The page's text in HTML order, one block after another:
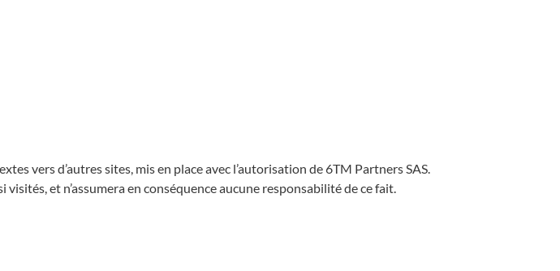
vers d’autres sites, mis en place avec l’autorisation de 6TM Partners SAS.
et n’assumera en conséquence aucune responsabilité de ce fait.